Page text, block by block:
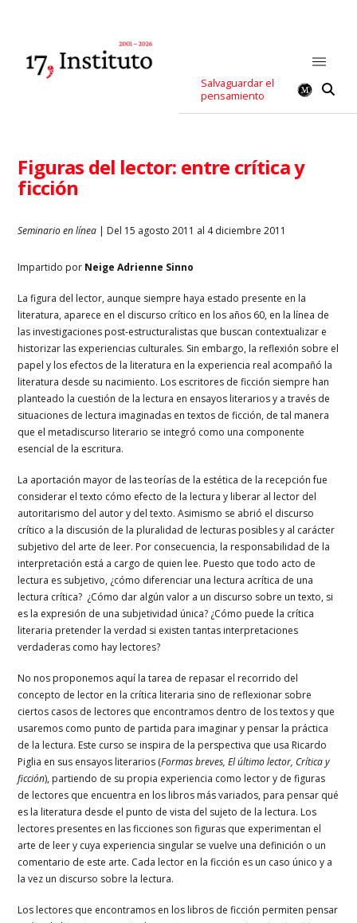
Salvaguardar el
pensamiento
Figuras del lector: entre crítica y
ficción
Seminario en línea | Del 15 agosto 2011 al 4 diciembre 2011
Impartido por Neige Adrienne Sinno
La figura del lector, aunque siempre haya estado presente en la
literatura, aparece en el discurso crítico en los años 60, en la línea de
las investigaciones post-estructuralistas que buscan contextualizar e
historizar las experiencias culturales. Sin embargo, la reflexión sobre el
papel y los efectos de la literatura en la experiencia real acompañó la
literatura desde su nacimiento. Los escritores de ficción siempre han
planteado la cuestión de la lectura en ensayos literarios y a través de
situaciones de lectura imaginadas en textos de ficción, de tal manera
que el metadiscurso literario se integró como una componente
esencial de la escritura.
La aportación mayor de las teorías de la estética de la recepción fue
considerar el texto cómo efecto de la lectura y liberar al lector del
autoritarismo del autor y del texto. Asimismo se abrió el discurso
crítico a la discusión de la pluralidad de lecturas posibles y al carácter
subjetivo del arte de leer. Por consecuencia, la responsabilidad de la
interpretación está a cargo de quien lee. Puesto que todo acto de
lectura es subjetivo, ¿cómo diferenciar una lectura acrítica de una
lectura crítica? ¿Cómo dar algún valor a un discurso sobre un texto, si
es la expresión de una subjetividad única? ¿Cómo puede la crítica
literaria pretender la verdad si existen tantas interpretaciones
verdaderas como hay lectores?
No nos proponemos aquí la tarea de repasar el recorrido del
concepto de lector en la crítica literaria sino de reflexionar sobre
ciertos casos de lectores que encontramos dentro de los textos y que
usaremos como punto de partida para imaginar y pensar la práctica
de la lectura. Este curso se inspira de la perspectiva que usa Ricardo
Piglia en sus ensayos literarios (Formas breves, El último lector, Crítica y
ficción), partiendo de su propia experiencia como lector y de figuras
de lectores que encuentra en los libros más variados, para pensar qué
es la literatura desde el punto de vista del sujeto de la lectura. Los
lectores presentes en las ficciones son figuras que experimentan el
arte de leer y cuya experiencia singular se vuelve una definición o un
comentario de este arte. Cada lector en la ficción es un caso único y a
la vez un discurso sobre la lectura.
Los lectores que encontramos en los libros de ficción permiten pensar